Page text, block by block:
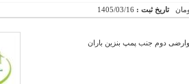
تاریخ ثبت : 1405/03/16
دوم جنب پمپ بنزین باران